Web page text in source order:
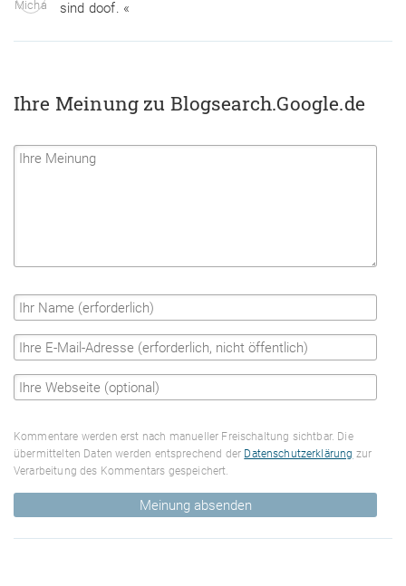
sind doof. «
Ihre Meinung zu Blogsearch.Google.de
Kommentare werden erst nach manueller Freischaltung sichtbar. Die
übermittelten Daten werden entsprechend der Datenschutzerklärung zur
Verarbeitung des Kommentars gespeichert.
Meinung absenden